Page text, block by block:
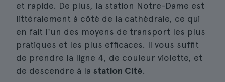
et rapide. De plus, la station Notre-Dame est
littéralement à côté de la cathédrale, ce qui
en fait l'un des moyens de transport les plus
pratiques et les plus efficaces. Il vous suffit
de prendre la ligne 4, de couleur violette, et
de descendre à la station Cité.